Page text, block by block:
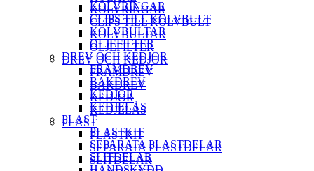
KOLVRINGAR
CLIPS TILL KOLVBULT
KOLVBULTAR
OLJEFILTER
DREV OCH KEDJOR
FRAMDREV
BAKDREV
KEDJOR
KEDJELÅS
PLAST
PLASTKIT
SEPARATA PLASTDELAR
SLITDELAR
KOLVRINGAR
CLIPS TILL KOLVBULT
KOLVBULTAR
OLJEFILTER
DREV OCH KEDJOR
FRAMDREV
BAKDREV
KEDJOR
KEDJELÅS
PLAST
PLASTKIT
SEPARATA PLASTDELAR
SLITDELAR